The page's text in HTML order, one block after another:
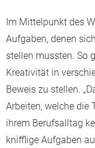
Im Mittelpunkt des
Aufgaben, denen
stellen mussten. So
Kreativität in
Beweis zu stellen.
Arbeiten, welche die
ihrem Berufsalltag
knifflige Aufgaben